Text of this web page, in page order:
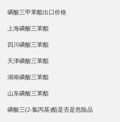
磷酸三甲苯酯出口价格
上海磷酸三苯酯
四川磷酸三苯酯
天津磷酸三苯酯
湖南磷酸三苯酯
山东磷酸三苯酯
磷酸三(2-氯丙基)酯是否是危险品